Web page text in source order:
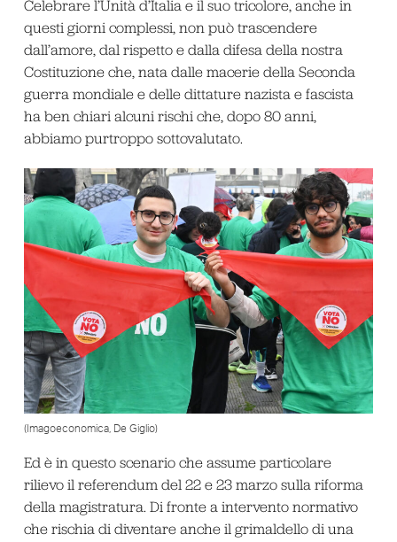
Celebrare l’Unità d’Italia e il suo tricolore, anche in
questi giorni complessi, non può trascendere
dall’amore, dal rispetto e dalla difesa della nostra
Costituzione che, nata dalle macerie della Seconda
guerra mondiale e delle dittature nazista e fascista
ha ben chiari alcuni rischi che, dopo 80 anni,
abbiamo purtroppo sottovalutato.
(Imagoeconomica, De Giglio)
Ed è in questo scenario che assume particolare
rilievo il referendum del 22 e 23 marzo sulla riforma
della magistratura. Di fronte a intervento normativo
che rischia di diventare anche il grimaldello di una